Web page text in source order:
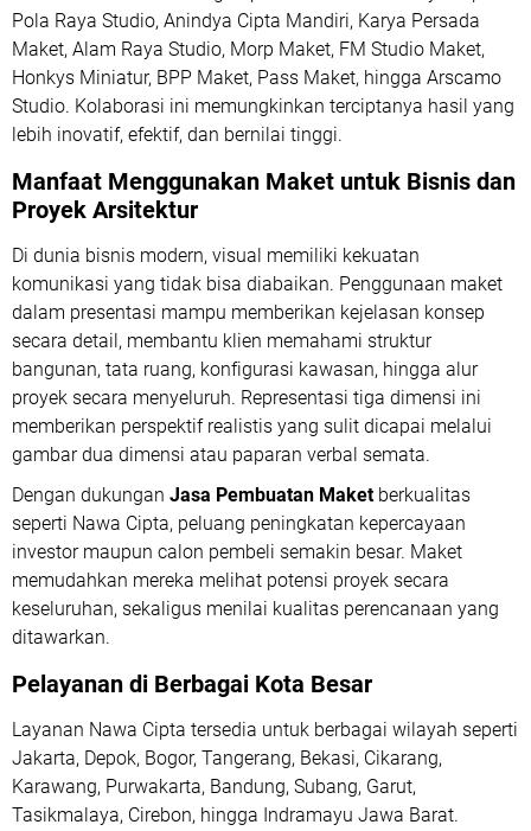
Pola Raya Studio, Anindya Cipta Mandiri, Karya Persada
Maket, Alam Raya Studio, Morp Maket, FM Studio Maket,
Honkys Miniatur, BPP Maket, Pass Maket, hingga Arscamo
Studio. Kolaborasi ini memungkinkan terciptanya hasil yang
lebih inovatif, efektif, dan bernilai tinggi.
Manfaat Menggunakan Maket untuk Bisnis dan
Proyek Arsitektur
Di dunia bisnis modern, visual memiliki kekuatan
komunikasi yang tidak bisa diabaikan. Penggunaan maket
dalam presentasi mampu memberikan kejelasan konsep
secara detail, membantu klien memahami struktur
bangunan, tata ruang, konfigurasi kawasan, hingga alur
proyek secara menyeluruh. Representasi tiga dimensi ini
memberikan perspektif realistis yang sulit dicapai melalui
gambar dua dimensi atau paparan verbal semata.
Dengan dukungan Jasa Pembuatan Maketberkualitas
seperti Nawa Cipta, peluang peningkatan kepercayaan
investor maupun calon pembeli semakin besar. Maket
memudahkan mereka melihat potensi proyek secara
keseluruhan, sekaligus menilai kualitas perencanaan yang
ditawarkan.
Pelayanan di Berbagai Kota Besar
Layanan Nawa Cipta tersedia untuk berbagai wilayah seperti
Jakarta, Depok, Bogor, Tangerang, Bekasi, Cikarang,
Karawang, Purwakarta, Bandung, Subang, Garut,
Tasikmalaya, Cirebon, hingga Indramayu Jawa Barat.